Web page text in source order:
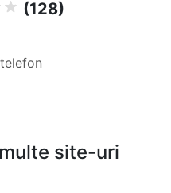
(128)
site-uri